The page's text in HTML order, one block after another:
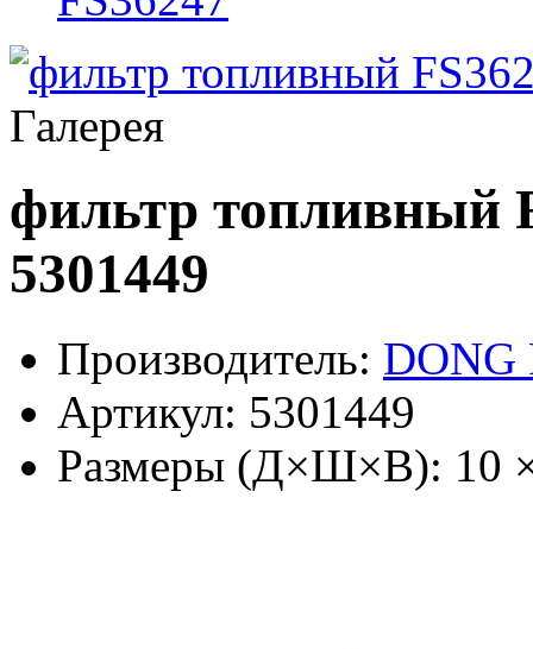
Галерея
фильтр топливный
5301449
Производитель: DONG
Артикул: 5301449
Размеры (Д×Ш×В): 10